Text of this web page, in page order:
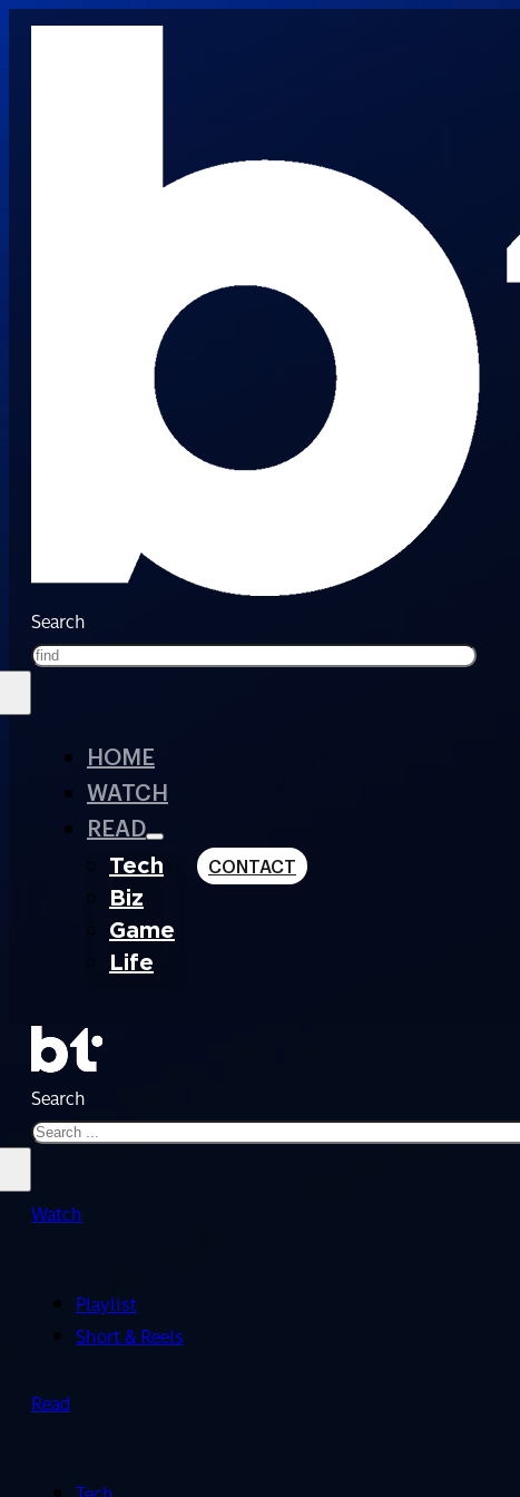
Search
HOME
WATCH
READ
Tech
Biz
Game
Life
CONTACT
Search
Watch
Playlist
Short & Reels
Read